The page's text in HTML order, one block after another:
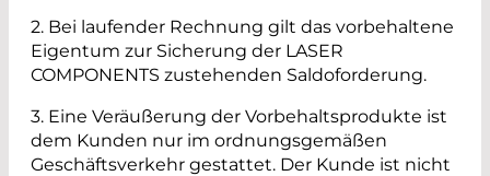
2. Bei laufender Rechnung gilt das vorbehaltene
Eigentum zur Sicherung der LASER
COMPONENTS zustehenden Saldoforderung.
3. Eine Veräußerung der Vorbehaltsprodukte ist
dem Kunden nur im ordnungsgemäßen
Geschäftsverkehr gestattet. Der Kunde ist nicht